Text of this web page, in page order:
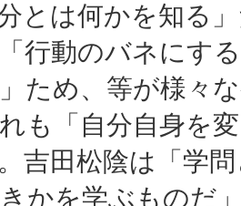
とは何かを知る
行動のバネにす
ため、等が様々
も「自分自身を
吉田松陰は「学
かを学ぶものだ